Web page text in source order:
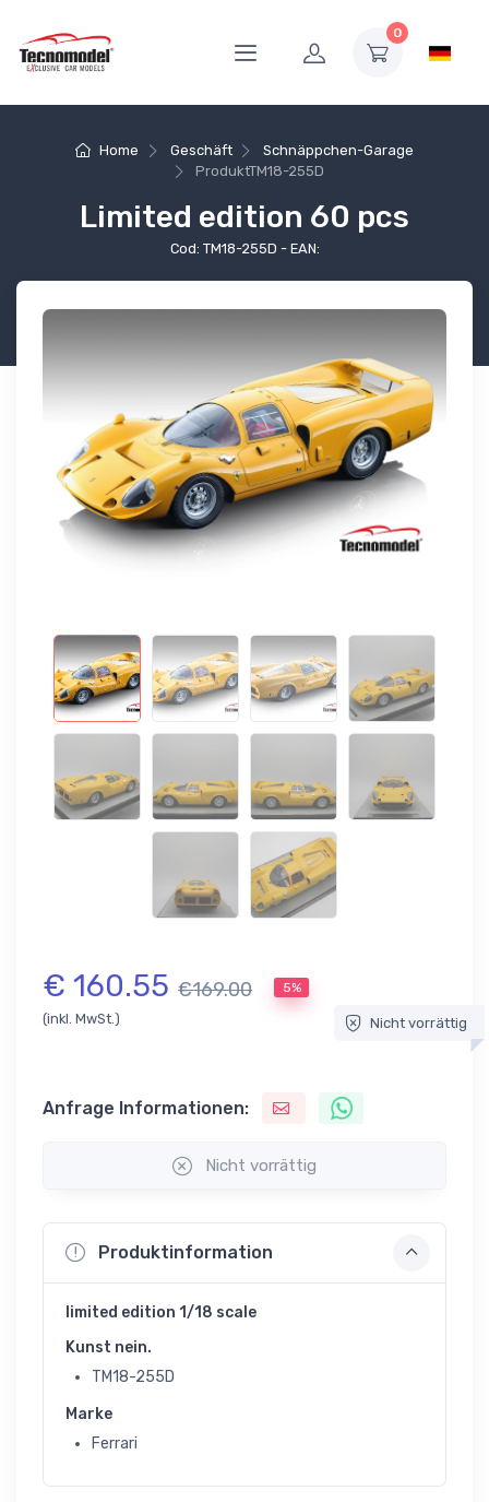
0
Home Geschäft
Schnäppchen-Garage
ProduktTM18-255D
Limited edition 60 pcs
Cod: TM18-255D - EAN:
€ 160.55 €169.00 5%
(inkl. MwSt.) Nicht vorrättig
Anfrage Informationen:
Nicht vorrättig
Produktinformation
limited edition 1/18 scale
Kunst nein.
TM18-255D
Marke
Ferrari